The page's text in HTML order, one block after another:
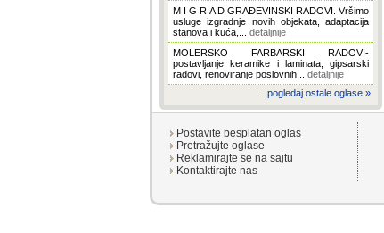
M I G R A D GRAĐEVINSKI RADOVI. Vršimo
usluge izgradnje novih objekata, adaptacija
stanova i kuća,... detaljnije
MOLERSKO FARBARSKI RADOVI-
postavljanje keramike i laminata, gipsarski
radovi, renoviranje poslovnih... detaljnije
pogledaj ostale oglase »
Postavite besplatan oglas
Pretražujte oglase
Reklamirajte se na sajtu
Kontaktirajte nas